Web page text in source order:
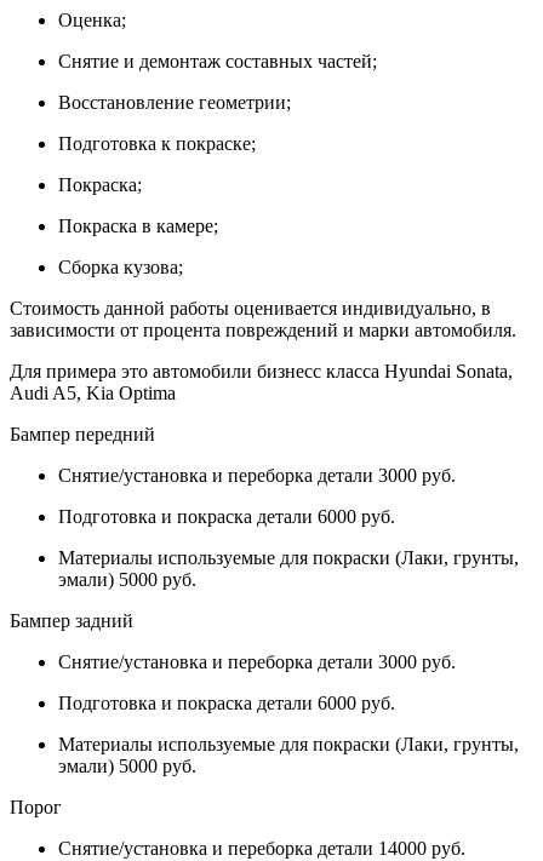
Оценка;
Снятие и демонтаж составных частей;
Восстановление геометрии;
Подготовка к покраске;
Покраска;
Покраска в камере;
Сборка кузова;
Стоимость данной работы оценивается индивидуально, в
зависимости от процента повреждений и марки автомобиля.
Для примера это автомобили бизнесс класса Hyundai Sonata,
Audi A5, Kia Optima
Бампер передний
Снятие/установка и переборка детали 3000 руб.
Подготовка и покраска детали 6000 руб.
Материалы используемые для покраски (Лаки, грунты,
эмали) 5000 руб.
Бампер задний
Снятие/установка и переборка детали 3000 руб.
Подготовка и покраска детали 6000 руб.
Материалы используемые для покраски (Лаки, грунты,
эмали) 5000 руб.
Порог
Снятие/установка и переборка детали 14000 руб.